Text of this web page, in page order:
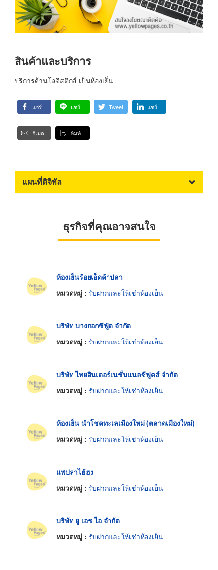
สินค้าและบริการ
บริการด้านโลจิสติกส์ เป็นห้องเย็น
แชร์ แชร์ Tweet แชร์
อีเมล พิมพ์
แผนที่ดิจิทัล
ธุรกิจที่คุณอาจสนใจ
ห้องเย็นร้อยเอ็ดค้าปลา
หมวดหมู่ : รับฝากและให้เช่าห้องเย็น
บริษัท บางกอกซีฟู้ด จำกัด
หมวดหมู่ : รับฝากและให้เช่าห้องเย็น
บริษัท ไทยอินเตอร์เนชั่นแนลซีฟูดส์ จำกัด
หมวดหมู่ : รับฝากและให้เช่าห้องเย็น
ห้องเย็น นำโชคทะเลเมืองใหม่ (ตลาดเมืองใหม่)
หมวดหมู่ : รับฝากและให้เช่าห้องเย็น
แพปลาไฮ้ฮง
หมวดหมู่ : รับฝากและให้เช่าห้องเย็น
บริษัท ยู เอช ไอ จำกัด
หมวดหมู่ : รับฝากและให้เช่าห้องเย็น